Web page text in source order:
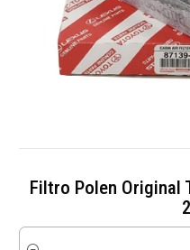
Filtro Polen Original